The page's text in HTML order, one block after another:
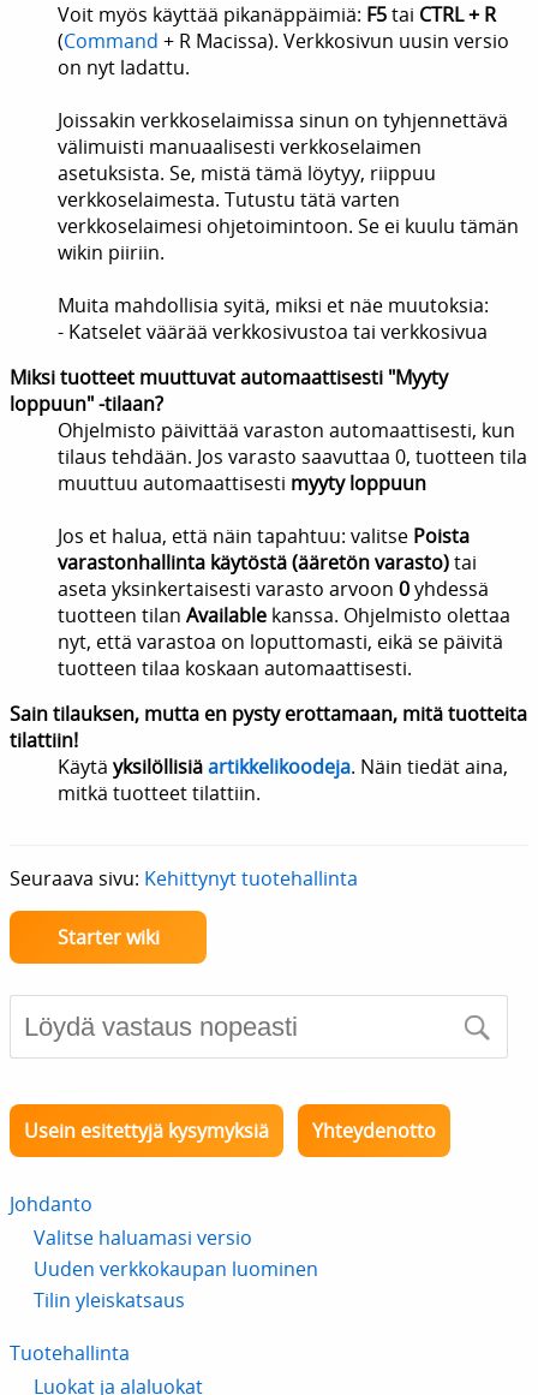
Voit myös käyttää pikanäppäimiä: F5tai CTRL + R
(Command + R Macissa). Verkkosivun uusin versio
on nyt ladattu.
Joissakin verkkoselaimissa sinun on tyhjennettävä
välimuisti manuaalisesti verkkoselaimen
asetuksista. Se, mistä tämä löytyy, riippuu
verkkoselaimesta. Tutustu tätä varten
verkkoselaimesi ohjetoimintoon. Se ei kuulu tämän
wikin piiriin.
Muita mahdollisia syitä, miksi et näe muutoksia:
- Katselet väärää verkkosivustoa tai verkkosivua
Miksi tuotteet muuttuvat automaattisesti "Myyty
loppuun" -tilaan?
Ohjelmisto päivittää varaston automaattisesti, kun
tilaus tehdään. Jos varasto saavuttaa 0, tuotteen tila
muuttuu automaattisesti myyty loppuun
Jos et halua, että näin tapahtuu: valitse Poista
varastonhallinta käytöstä (ääretön varasto)tai
aseta yksinkertaisesti varasto arvoon 0yhdessä
tuotteen tilan Available kanssa. Ohjelmisto olettaa
nyt, että varastoa on loputtomasti, eikä se päivitä
tuotteen tilaa koskaan automaattisesti.
Sain tilauksen, mutta en pysty erottamaan, mitä tuotteita
tilattiin!
Käytä yksilöllisiäartikkelikoodeja. Näin tiedät aina,
mitkä tuotteet tilattiin.
Seuraava sivu: Kehittynyt tuotehallinta
Starter wiki
Usein esitettyjä kysymyksiä Yhteydenotto
Johdanto
Valitse haluamasi versio
Uuden verkkokaupan luominen
Tilin yleiskatsaus
Tuotehallinta
Luokat ja alaluokat